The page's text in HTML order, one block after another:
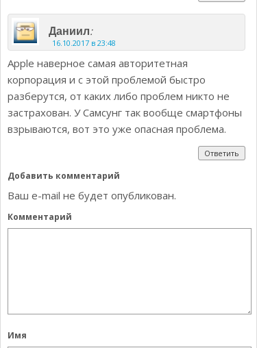
Даниил:
16.10.2017 в 23:48
Apple наверное самая авторитетная
корпорация и с этой проблемой быстро
разберутся, от каких либо проблем никто не
застрахован. У Самсунг так вообще смартфоны
взрываются, вот это уже опасная проблема.
Ответить
Добавить комментарий
Ваш e-mail не будет опубликован.
Комментарий
Имя